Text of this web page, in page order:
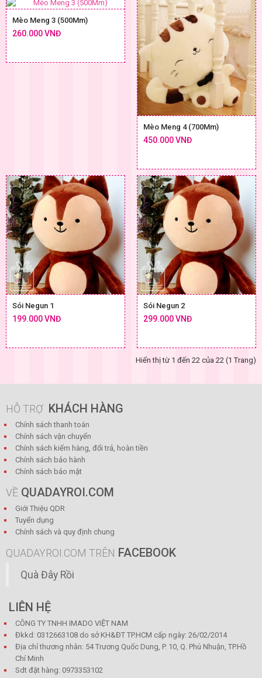
Mèo Meng 3 (500Mm)
260.000 VNĐ
Mèo Meng 4 (700Mm)
450.000 VNĐ
Sói Negun 1
199.000 VNĐ
Sói Negun 2
299.000 VNĐ
Hiển thị từ 1 đến 22 của 22 (1 Trang)
HỖ TRỢ KHÁCH HÀNG
Chính sách thanh toán
Chính sách vận chuyển
Chính sách kiểm hàng, đổi trả, hoàn tiền
Chính sách bảo hành
Chính sách bảo mật
VỀ QUADAYROI.COM
Giới Thiệu QDR
Tuyển dụng
Chính sách và quy định chung
QUADAYROI.COM TRÊN FACEBOOK
Quà Đây Rồi
LIÊN HỆ
CÔNG TY TNHH IMADO VIỆT NAM
Đkkd: 0312663108 do sở KH&ĐT TP.HCM cấp ngày: 26/02/2014
Địa chỉ thương nhân: 54 Trương Quốc Dung, P. 10, Q. Phú Nhuận, TP.Hồ
Chí Minh
Sdt đặt hàng: 0973353102